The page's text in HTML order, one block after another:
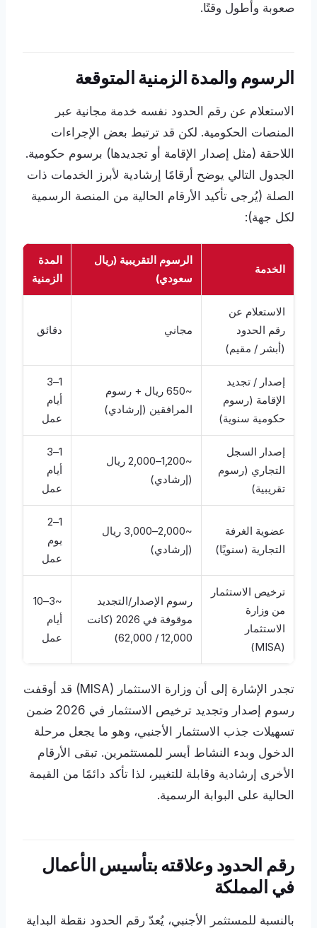
صعوبة وأطول وقتًا.
الرسوم والمدة الزمنية المتوقعة
الاستعلام عن رقم الحدود نفسه خدمة مجانية عبر
المنصات الحكومية. لكن قد ترتبط بعض الإجراءات
اللاحقة (مثل إصدار الإقامة أو تجديدها) برسوم حكومية.
الجدول التالي يوضح أرقامًا إرشادية لأبرز الخدمات ذات
الصلة (يُرجى تأكيد الأرقام الحالية من المنصة الرسمية
لكل جهة):
الخدمة
الرسوم التقريبية (ريال
سعودي)
المدة
الزمنية
الاستعلام عن
رقم الحدود
(أبشر / مقيم)
مجاني دقائق
إصدار / تجديد
الإقامة (رسوم
حكومية سنوية)
~650 ريال + رسوم
المرافقين (إرشادي)
1–3
أيام
عمل
إصدار السجل
التجاري (رسوم
تقريبية)
~1,200–2,000 ريال
(إرشادي)
1–3
أيام
عمل
عضوية الغرفة
التجارية (سنويًا)
~2,000–3,000 ريال
(إرشادي)
1–2
يوم
عمل
ترخيص الاستثمار
من وزارة
الاستثمار
(MISA)
رسوم الإصدار/التجديد
موقوفة في 2026 (كانت
12,000 / 62,000)
~3–10
أيام
عمل
تجدر الإشارة إلى أن وزارة الاستثمار (MISA) قد أوقفت
رسوم إصدار وتجديد ترخيص الاستثمار في 2026 ضمن
تسهيلات جذب الاستثمار الأجنبي، وهو ما يجعل مرحلة
الدخول وبدء النشاط أيسر للمستثمرين. تبقى الأرقام
الأخرى إرشادية وقابلة للتغيير، لذا تأكد دائمًا من القيمة
الحالية على البوابة الرسمية.
رقم الحدود وعلاقته بتأسيس الأعمال
في المملكة
بالنسبة للمستثمر الأجنبي، يُعدّ رقم الحدود نقطة البداية